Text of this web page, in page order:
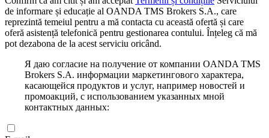
de informare și educație al OANDA TMS Brokers S.A., care
reprezintă temeiul pentru a mă contacta cu această ofertă și care
oferă asistență telefonică pentru gestionarea contului. Înțeleg că mă
pot dezabona de la acest serviciu oricând.
Я даю согласие на получение от компании OANDA TMS
Brokers S.A. информации маркетингового характера,
касающейся продуктов и услуг, например новостей и
промоакций, с использованием указанных мной
контактных данных: